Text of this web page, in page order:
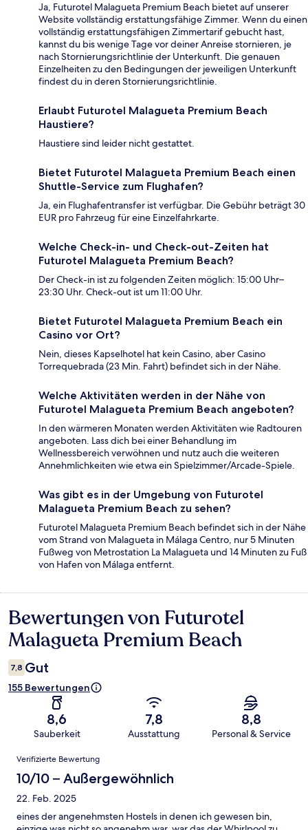
Ja, Futurotel Malagueta Premium Beach bietet auf unserer
Website vollständig erstattungsfähige Zimmer. Wenn du einen
vollständig erstattungsfähigen Zimmertarif gebucht hast,
kannst du bis wenige Tage vor deiner Anreise stornieren, je
nach Stornierungsrichtlinie der Unterkunft. Die genauen
Einzelheiten zu den Bedingungen der jeweiligen Unterkunft
findest du in deren Stornierungsrichtlinie.
Erlaubt Futurotel Malagueta Premium Beach
Haustiere?
Haustiere sind leider nicht gestattet.
Bietet Futurotel Malagueta Premium Beach einen
Shuttle-Service zum Flughafen?
Ja, ein Flughafentransfer ist verfügbar. Die Gebühr beträgt 30
EUR pro Fahrzeug für eine Einzelfahrkarte.
Welche Check-in- und Check-out-Zeiten hat
Futurotel Malagueta Premium Beach?
Der Check-in ist zu folgenden Zeiten möglich: 15:00 Uhr–
23:30 Uhr. Check-out ist um 11:00 Uhr.
Bietet Futurotel Malagueta Premium Beach ein
Casino vor Ort?
Nein, dieses Kapselhotel hat kein Casino, aber Casino
Torrequebrada (23 Min. Fahrt) befindet sich in der Nähe.
Welche Aktivitäten werden in der Nähe von
Futurotel Malagueta Premium Beach angeboten?
In den wärmeren Monaten werden Aktivitäten wie Radtouren
angeboten. Lass dich bei einer Behandlung im
Wellnessbereich verwöhnen und nutz auch die weiteren
Annehmlichkeiten wie etwa ein Spielzimmer/Arcade-Spiele.
Was gibt es in der Umgebung von Futurotel
Malagueta Premium Beach zu sehen?
Futurotel Malagueta Premium Beach befindet sich in der Nähe
vom Strand von Malagueta in Málaga Centro, nur 5 Minuten
Fußweg von Metrostation La Malagueta und 14 Minuten zu Fuß
von Hafen von Málaga entfernt.
Bewertungen
Bewertungen von Futurotel
Malagueta Premium Beach
7,8 Gut
155 Bewertungen
8,6
Sauberkeit
7,8
Ausstattung
8,8
Personal & Service
Bewertungen
Verifizierte Bewertung
10/10 – Außergewöhnlich
22. Feb. 2025
eines der angenehmsten Hostels in denen ich gewesen bin,